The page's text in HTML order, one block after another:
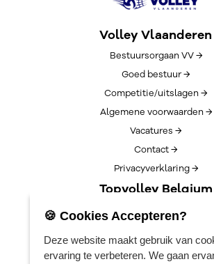
Volley Vlaanderen
Bestuursorgaan VV →
Goed bestuur →
Competitie/uitslagen →
Algemene voorwaarden →
Vacatures →
Contact →
Privacyverklaring →
Topvolley Belgium
Over TopVolleyBelgium →
Lotto Cup Finals →
🍪 Cookies Accepteren?
Deze website maakt gebruik van
ervaring te verbeteren. We gaan